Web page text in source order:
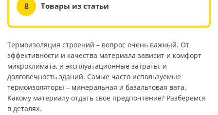
Товары из статьи
Термоизоляция строений – вопрос очень важный. От
эффективности и качества материала зависит и комфорт
микроклимата, и эксплуатационные затраты, и
долговечность зданий. Самые часто используемые
термоизоляторы – минеральная и базальтовая вата.
Какому материалу отдать свое предпочтение? Разберемся
в деталях.